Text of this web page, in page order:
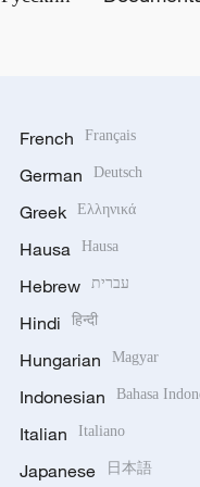
French Français
German Deutsch
Greek Ελληνικά
Hausa Hausa
Hebrew עברית
Hindi हिन्दी
Hungarian Magyar
Indonesian Bahasa
Italian Italiano
Japanese 日本語